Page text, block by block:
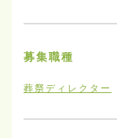
募集職種
葬祭ディレクター